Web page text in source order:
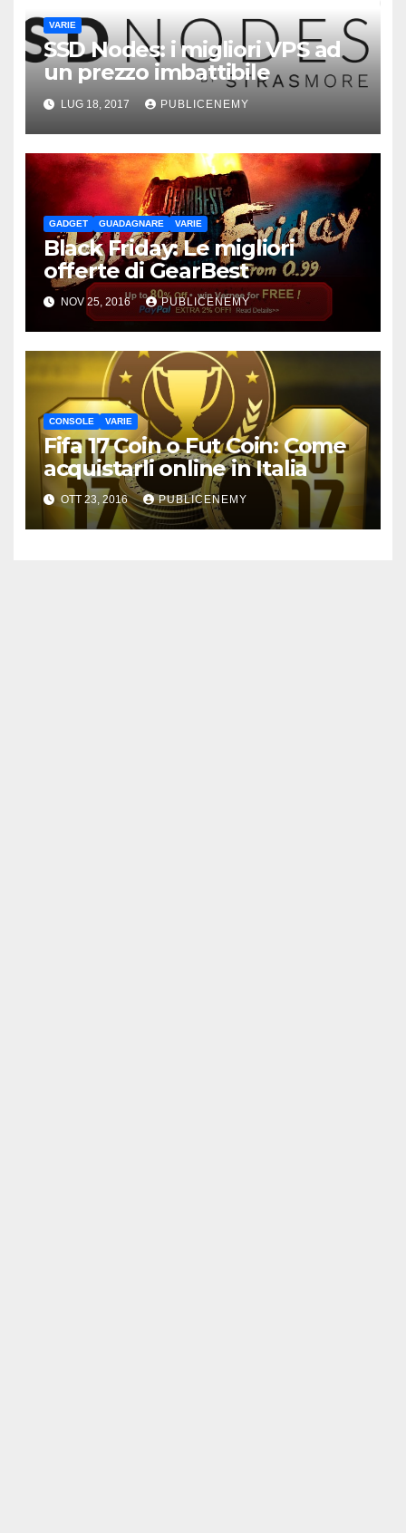
VARIE
SSD Nodes: i migliori VPS ad
un prezzo imbattibile
LUG 18, 2017 PUBLICENEMY
GADGET GUADAGNARE VARIE
Black Friday: Le migliori
offerte di GearBest
NOV 25, 2016 PUBLICENEMY
CONSOLE VARIE
Fifa 17 Coin o Fut Coin: Come
acquistarli online in Italia
OTT 23, 2016 PUBLICENEMY